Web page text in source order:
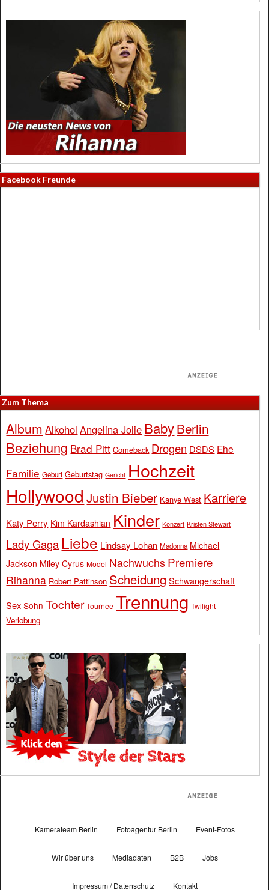
Facebook Freunde
Zum Thema
Album Alkohol Angelina Jolie BabyBerlin
Beziehung Brad Pitt Comeback Drogen DSDS Ehe
Familie Geburt Geburtstag Gericht Hochzeit
Hollywood Justin Bieber Kanye West Karriere
Katy Perry Kim Kardashian Kinder Konzert Kristen Stewart
Lady Gaga Liebe Lindsay Lohan Madonna Michael
Jackson Miley Cyrus Model Nachwuchs Premiere
Rihanna Robert Pattinson Scheidung Schwangerschaft
Sex Sohn Tochter Tournee Trennung Twilight
Verlobung
Kamerateam Berlin Fotoagentur Berlin Event-Fotos
Wir über uns Mediadaten B2B Jobs
Impressum / Datenschutz Kontakt